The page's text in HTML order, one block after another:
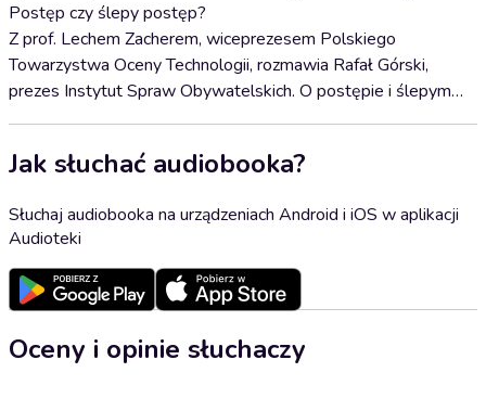
Postęp czy ślepy postęp?
Z prof. Lechem Zacherem, wiceprezesem Polskiego
Towarzystwa Oceny Technologii, rozmawia Rafał Górski,
prezes Instytut Spraw Obywatelskich. O postępie i ślepym…
Jak słuchać audiobooka?
Słuchaj audiobooka na urządzeniach Android i iOS w aplikacji
Audioteki
Oceny i opinie słuchaczy